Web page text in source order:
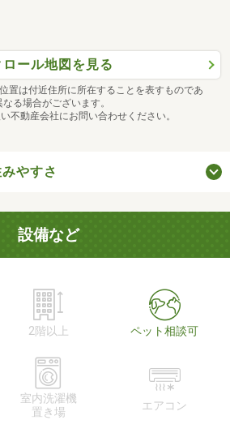
ロール地図を見る
置は付近住所に所在することを表すものであ
る場合がございます。
不動産会社にお問い合わせください。
やすさ
設備など
2階以上 ペット相談可
室内洗濯機
置き場
エアコン